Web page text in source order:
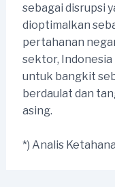
sebagai disrupsi
dioptimalkan
pertahanan
sektor,
untuk bangkit
berdaulat dan
asing.
*) Analis